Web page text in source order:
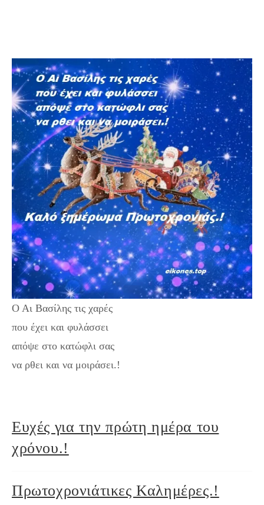
Ο Αι Βασίλης τις χαρές
που έχει και φυλάσσει
απόψε στο κατώφλι σας
να ρθει και να μοιράσει.!
Ευχές για την πρώτη ημέρα του
χρόνου.!
Πρωτοχρονιάτικες Καλημέρες.!